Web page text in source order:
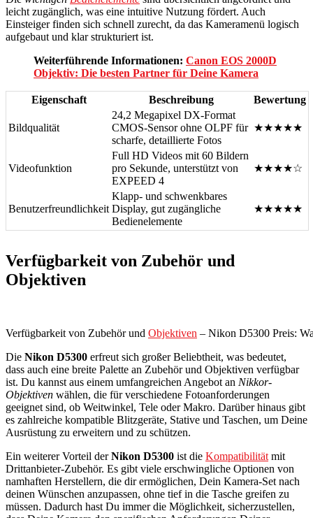
leicht zugänglich, was eine intuitive Nutzung fördert. Auch
Einsteiger finden sich schnell zurecht, da das Kameramenü logisch
aufgebaut und klar strukturiert ist.
Weiterführende Informationen: Canon EOS 2000D
Objektiv: Die besten Partner für Deine Kamera
Eigenschaft Beschreibung Bewertung
Bildqualität
24,2 Megapixel DX-Format
CMOS-Sensor ohne OLPF für
scharfe, detaillierte Fotos
★★★★★
Videofunktion
Full HD Videos mit 60 Bildern
pro Sekunde, unterstützt von
EXPEED 4
★★★★☆
Benutzerfreundlichkeit
Klapp- und schwenkbares
Display, gut zugängliche
Bedienelemente
★★★★★
Verfügbarkeit von Zubehör und
Objektiven
Verfügbarkeit von Zubehör und Objektiven – Nikon D5300 Preis:
Die Nikon D5300 erfreut sich großer Beliebtheit, was bedeutet,
dass auch eine breite Palette an Zubehör und Objektiven verfügbar
ist. Du kannst aus einem umfangreichen Angebot an Nikkor-
Objektiven wählen, die für verschiedene Fotoanforderungen
geeignet sind, ob Weitwinkel, Tele oder Makro. Darüber hinaus gibt
es zahlreiche kompatible Blitzgeräte, Stative und Taschen, um Deine
Ausrüstung zu erweitern und zu schützen.
Ein weiterer Vorteil derNikon D5300 ist die Kompatibilität mit
Drittanbieter-Zubehör. Es gibt viele erschwingliche Optionen von
namhaften Herstellern, die dir ermöglichen, Dein Kamera-Set nach
deinen Wünschen anzupassen, ohne tief in die Tasche greifen zu
müssen. Dadurch hast Du immer die Möglichkeit, sicherzustellen,